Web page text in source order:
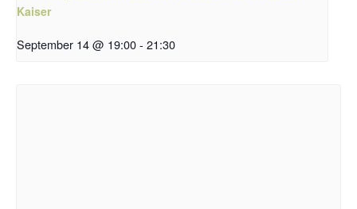
Kaiser
September 14 @ 19:00- 21:30